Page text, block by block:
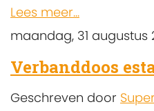
Lees meer...
maandag, 31 augustus
Verbanddoos
Geschreven door